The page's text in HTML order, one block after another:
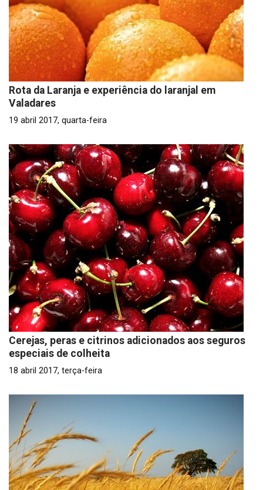
Rota da Laranja e experiência do laranjal em
Valadares
19 abril 2017, quarta-feira
Cerejas, peras e citrinos adicionados aos seguros
especiais de colheita
18 abril 2017, terça-feira